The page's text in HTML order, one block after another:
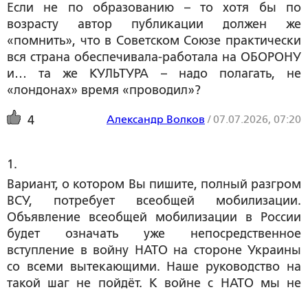
Если не по образованию – то хотя бы по
возрасту автор публикации должен же
«помнить», что в Советском Союзе практически
вся страна обеспечивала-работала на ОБОРОНУ
и… та же КУЛЬТУРА – надо полагать, не
«лондонах» время «проводил»?
4 Александр Волков /07.07.2026, 07:20
1.
Вариант, о котором Вы пишите, полный разгром
ВСУ, потребует всеобщей мобилизации.
Объявление всеобщей мобилизации в России
будет означать уже непосредственное
вступление в войну НАТО на стороне Украины
со всеми вытекающими. Наше руководство на
такой шаг не пойдёт. К войне с НАТО мы не